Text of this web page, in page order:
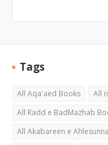
Tags
All Aqa'aed Books
All
All Radd e BadMazhab
All Akabareen e